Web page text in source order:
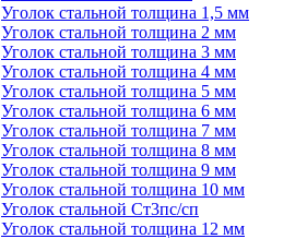
Уголок стальной толщина 1,5 мм
Уголок стальной толщина 2 мм
Уголок стальной толщина 3 мм
Уголок стальной толщина 4 мм
Уголок стальной толщина 5 мм
Уголок стальной толщина 6 мм
Уголок стальной толщина 7 мм
Уголок стальной толщина 8 мм
Уголок стальной толщина 9 мм
Уголок стальной толщина 10 мм
Уголок стальной Ст3пс/сп
Уголок стальной толщина 12 мм